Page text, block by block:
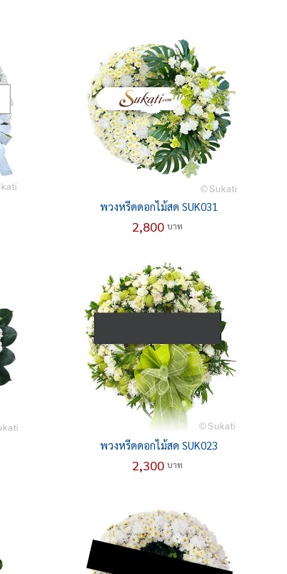
พวงหรีดดอกไม้สด SUK031
2,800บาท
พวงหรีดดอกไม้สด SUK023
2,300บาท